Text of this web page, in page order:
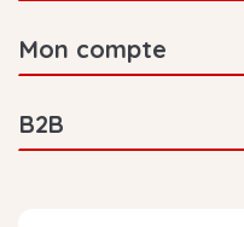
Mon compte
B2B